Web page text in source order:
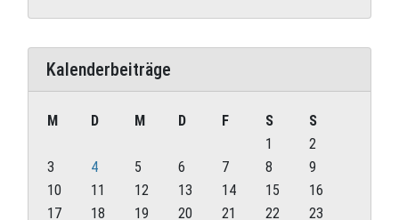
Kalenderbeiträge
M D M D F S
S
1
2
3
4 5 6 7 8
9
10
11 12 13 14 15
16
17
18 19 20 21 22 23